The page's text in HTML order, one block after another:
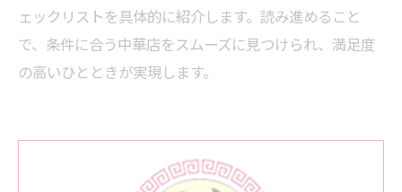
ェックリストを具体的に紹介します。読み進めること
で、条件に合う中華店をスムーズに見つけられ、満足度
の高いひとときが実現します。